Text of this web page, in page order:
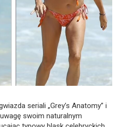
seriali „Grey’s Anatomy” i
swoim naturalnym